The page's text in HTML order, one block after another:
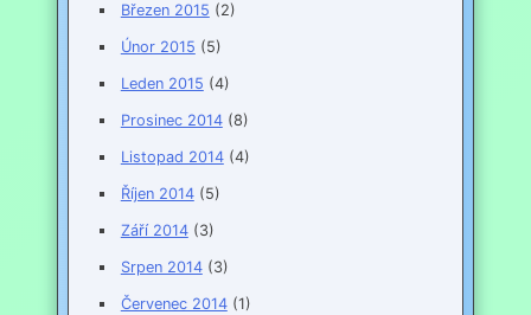
Březen 2015 (2)
Únor 2015 (5)
Leden 2015 (4)
Prosinec 2014(8)
Listopad 2014(4)
Říjen 2014(5)
Září 2014(3)
Srpen 2014(3)
Červenec 2014(1)